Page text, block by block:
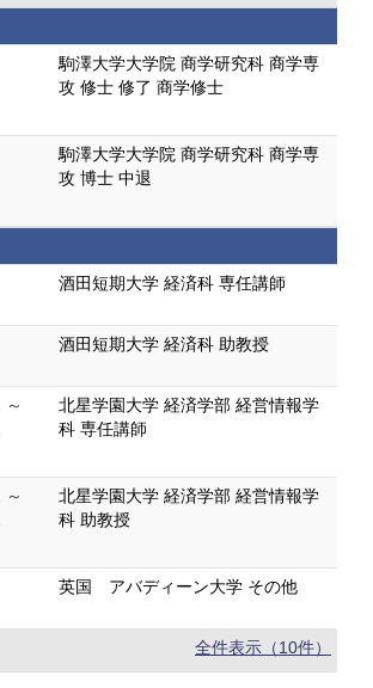
駒澤大学大学院 商学研究科 商学専
攻 修士 修了 商学修士
駒澤大学大学院 商学研究科 商学専
攻 博士 中退
酒田短期大学 経済科 専任講師
酒田短期大学 経済科 助教授
北星学園大学 経済学部 経営情報学
科 専任講師
北星学園大学 経済学部 経営情報学
科 助教授
英国 アバディーン大学 その他
全件表示（10件）